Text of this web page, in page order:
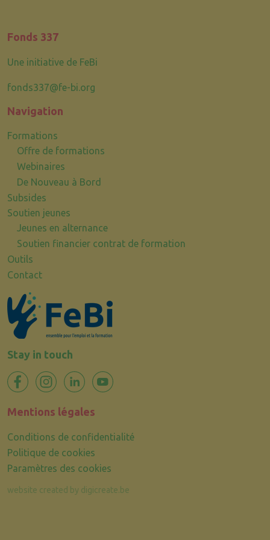
Fonds 337
Une initiative de FeBi
fonds337@fe-bi.org
Navigation
Formations
Offre de formations
Webinaires
De Nouveau à Bord
Subsides
Soutien jeunes
Jeunes en alternance
Soutien financier contrat de formation
Outils
Contact
Stay in touch
Mentions légales
Conditions de confidentialité
Politique de cookies
Paramètres des cookies
website created by digicreate.be